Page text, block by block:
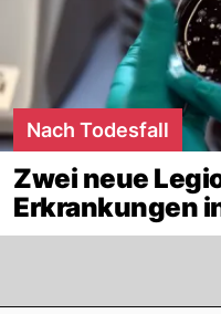
Nach Todesfall
Zwei neue
Erkrankungen